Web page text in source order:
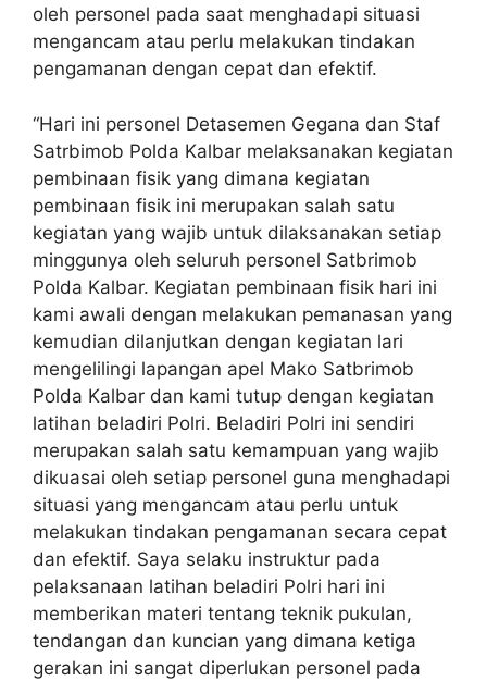
oleh personel pada saat menghadapi situasi
mengancam atau perlu melakukan tindakan
pengamanan dengan cepat dan efektif.
“Hari ini personel Detasemen Gegana dan Staf
Satrbimob Polda Kalbar melaksanakan kegiatan
pembinaan fisik yang dimana kegiatan
pembinaan fisik ini merupakan salah satu
kegiatan yang wajib untuk dilaksanakan setiap
minggunya oleh seluruh personel Satbrimob
Polda Kalbar. Kegiatan pembinaan fisik hari ini
kami awali dengan melakukan pemanasan yang
kemudian dilanjutkan dengan kegiatan lari
mengelilingi lapangan apel Mako Satbrimob
Polda Kalbar dan kami tutup dengan kegiatan
latihan beladiri Polri. Beladiri Polri ini sendiri
merupakan salah satu kemampuan yang wajib
dikuasai oleh setiap personel guna menghadapi
situasi yang mengancam atau perlu untuk
melakukan tindakan pengamanan secara cepat
dan efektif. Saya selaku instruktur pada
pelaksanaan latihan beladiri Polri hari ini
memberikan materi tentang teknik pukulan,
tendangan dan kuncian yang dimana ketiga
gerakan ini sangat diperlukan personel pada